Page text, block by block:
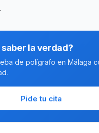
la verdad?
de polígrafo en Málaga
Pide tu cita